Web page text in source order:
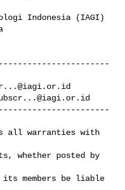
Indonesia (IAGI)
all warranties with
whether posted by
members be liable